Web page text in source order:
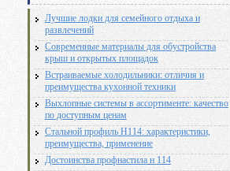
Лучшие лодки для семейного отдыха и
развлечений
Современные материалы для обустройства
крыш и открытых площадок
Встраиваемые холодильники: отличия и
преимущества кухонной техники
Выхлопные системы в ассортименте: качество
по доступным ценам
Стальной профиль Н114: характеристики,
преимущества, применение
Достоинства профнастила н 114